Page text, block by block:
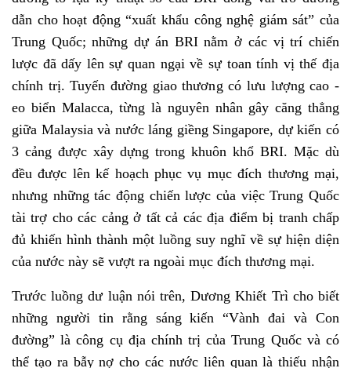
dẫn cho hoạt động “xuất khẩu công nghệ giám sát” của
Trung Quốc; những dự án BRI nằm ở các vị trí chiến
lược đã dấy lên sự quan ngại về sự toan tính vị thế địa
chính trị. Tuyến đường giao thương có lưu lượng cao -
eo biển Malacca, từng là nguyên nhân gây căng thẳng
giữa Malaysia và nước láng giềng Singapore, dự kiến có
3 cảng được xây dựng trong khuôn khổ BRI. Mặc dù
đều được lên kế hoạch phục vụ mục đích thương mại,
nhưng những tác động chiến lược của việc Trung Quốc
tài trợ cho các cảng ở tất cả các địa điểm bị tranh chấp
đủ khiến hình thành một luồng suy nghĩ về sự hiện diện
của nước này sẽ vượt ra ngoài mục đích thương mại.
Trước luồng dư luận nói trên, Dương Khiết Trì cho biết
những người tin rằng sáng kiến “Vành đai và Con
đường” là công cụ địa chính trị của Trung Quốc và có
thể tạo ra bẫy nợ cho các nước liên quan là thiếu nhận